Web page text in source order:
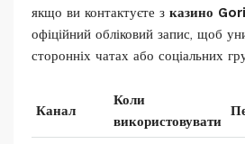
якщо ви контактуєте з казино
офіційний обліковий запис, щоб
сторонніх чатах або соціальних
Канал
Коли
використовувати